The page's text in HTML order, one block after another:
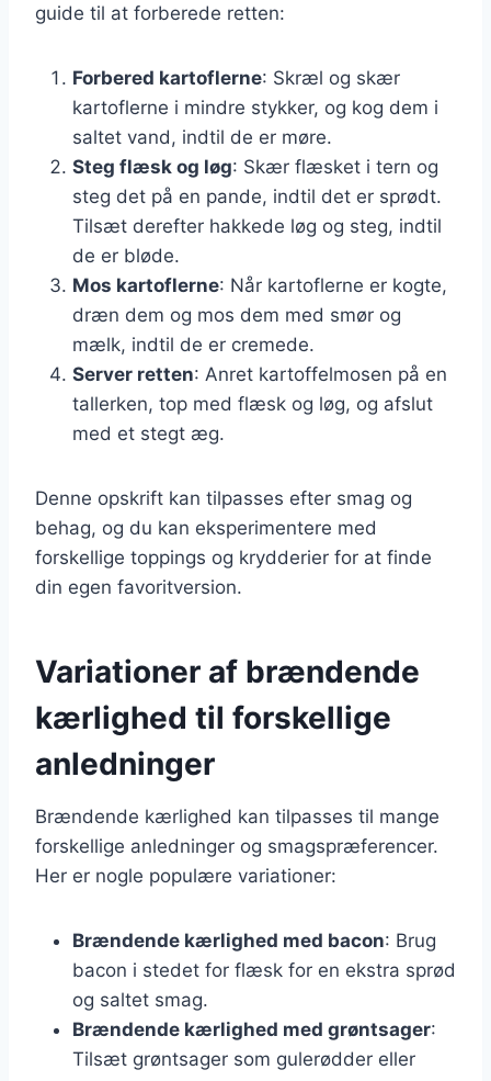
guide til at forberede retten:
Forbered kartoflerne: Skræl og skær
kartoflerne i mindre stykker, og kog dem i
saltet vand, indtil de er møre.
Steg flæsk og løg: Skær flæsket i tern og
steg det på en pande, indtil det er sprødt.
Tilsæt derefter hakkede løg og steg, indtil
de er bløde.
Mos kartoflerne: Når kartoflerne er kogte,
dræn dem og mos dem med smør og
mælk, indtil de er cremede.
Server retten: Anret kartoffelmosen på en
tallerken, top med flæsk og løg, og afslut
med et stegt æg.
Denne opskrift kan tilpasses efter smag og
behag, og du kan eksperimentere med
forskellige toppings og krydderier for at finde
din egen favoritversion.
Variationer af brændende
kærlighed til forskellige
anledninger
Brændende kærlighed kan tilpasses til mange
forskellige anledninger og smagspræferencer.
Her er nogle populære variationer:
Brændende kærlighed med bacon: Brug
bacon i stedet for flæsk for en ekstra sprød
og saltet smag.
Brændende kærlighed med grøntsager:
Tilsæt grøntsager som gulerødder eller